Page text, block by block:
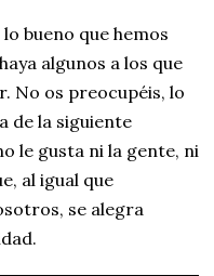
bueno que hemos
algunos a los que
No os preocupéis, lo
de la siguiente
le gusta ni la gente, ni
al igual que
se alegra